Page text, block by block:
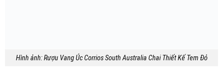
Hình ảnh: Rượu Vang Úc Corrios South Australia Chai Thiết Kế Tem Đỏ